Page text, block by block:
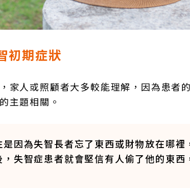
初期症狀
家人或照顧者大多較能理解，因為患者
主題相關。
因為失智長者忘了東西或財物放在哪
失智症患者就會堅信有人偷了他的東